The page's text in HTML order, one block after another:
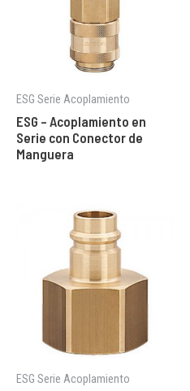
ESG Serie Acoplamiento
ESG – Acoplamiento en
Serie con Conector de
Manguera
ESG Serie Acoplamiento